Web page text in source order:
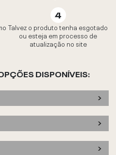
Talvez o produto tenha esgotado
ou esteja em processo de
atualização no site
DISPONÍVEIS: